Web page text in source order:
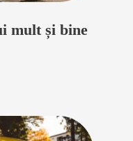
mult și bine